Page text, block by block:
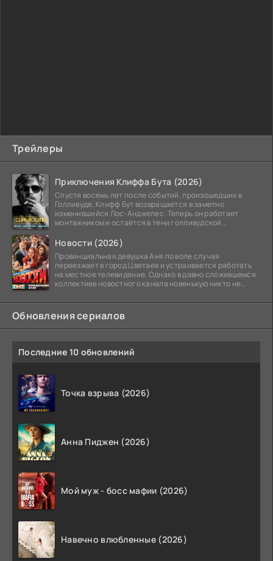
Трейлеры
Приключения Клиффа Бута (2026)
Спустя восемь лет после событий, произошедших в
Голливуде, Клифф Бут возвращается в заметно
изменившийся Лос-Анджелес. Теперь он работает
монтажником и остаётся в тени голливудской
Новости (2026)
Провинциальная девушка Аня по воле случая
переезжает в город Цветаев и устраивается работать
на местное телевидение. Однако в давно сложившемся
коллективе новостного канала новенькую никто не
Обновления сериалов
Последние 10 обновлений
Точка взрыва (2026)
Анна Пиджен (2026)
Мой муж - босс мафии (2026)
Навечно влюбленные (2026)